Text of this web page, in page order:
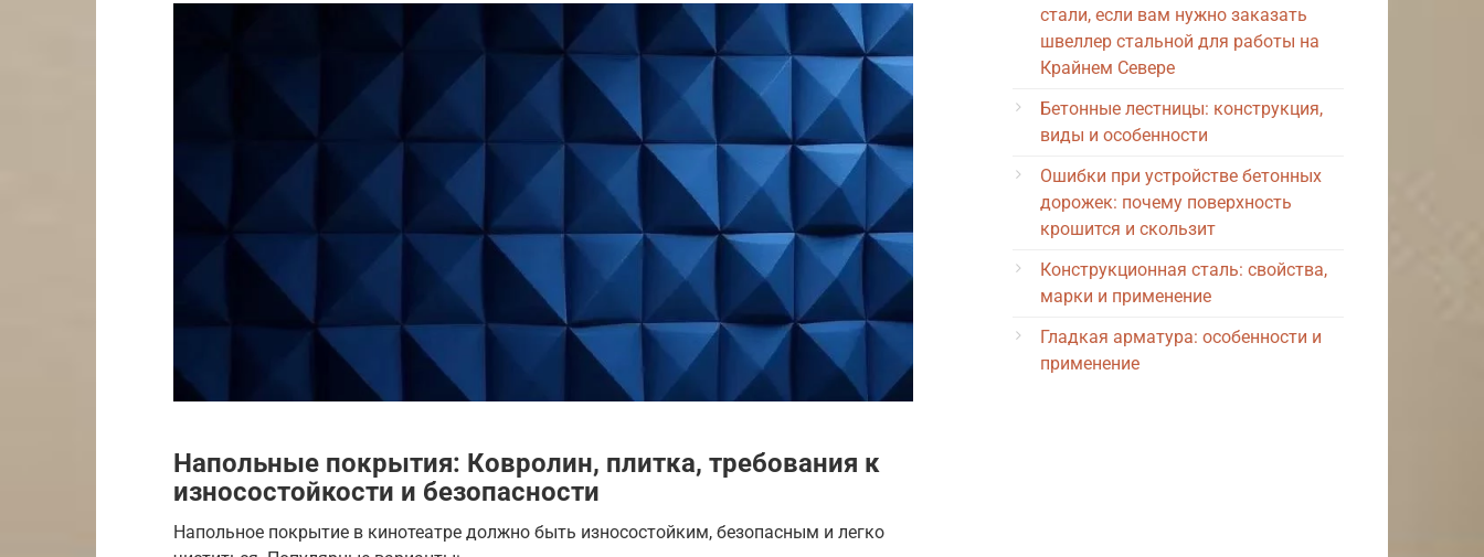
Напольные покрытия: Ковролин, плитка, требования к
износостойкости и безопасности
Напольное покрытие в кинотеатре должно быть износостойким, безопасным и легко
стали, если вам нужно заказать
швеллер стальной для работы на
Крайнем Севере
Бетонные лестницы: конструкция,
виды и особенности
Ошибки при устройстве бетонных
дорожек: почему поверхность
крошится и скользит
Конструкционная сталь: свойства,
марки и применение
Гладкая арматура: особенности и
применение